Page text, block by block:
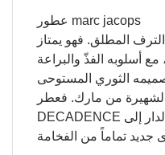
عطور marc jacops
المطلق. فهو يمتاز
أسلوبه الفذّ والبراعة
الثوري المستوحى
من مارك. فعطر
DECADENCE يرتقي بالروح الجامحة لعطور الدار إلى